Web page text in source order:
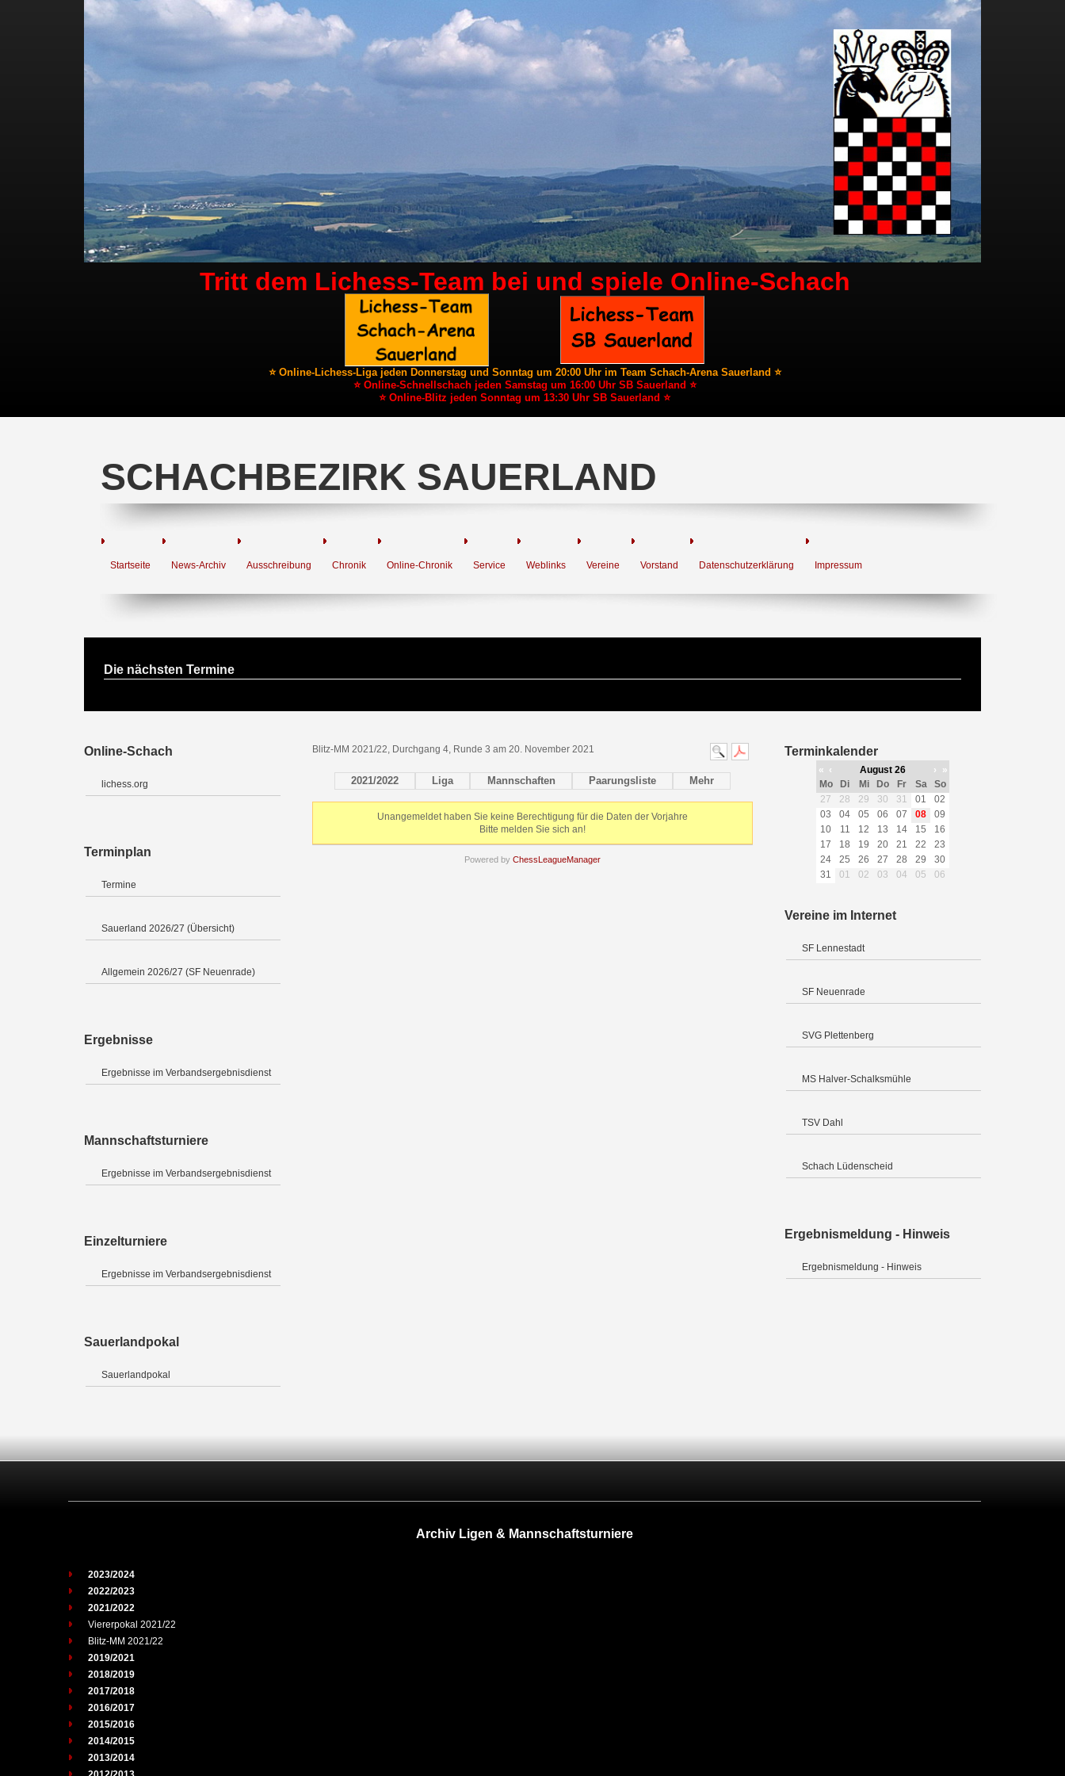
Tritt dem Lichess-Team bei und spiele Online-Schach
⭐ Online-Lichess-Liga jeden Donnerstag und Sonntag um 20:00 Uhr im Team Schach-Arena Sauerland ⭐
⭐ Online-Schnellschach jeden Samstag um 16:00 Uhr SB Sauerland ⭐
⭐ Online-Blitz jeden Sonntag um 13:30 Uhr SB Sauerland ⭐
SCHACHBEZIRK SAUERLAND
Startseite News-Archiv Ausschreibung Chronik Online-Chronik Service Weblinks Vereine Vorstand Datenschutzerklärung Impressum
Die nächsten Termine
Online-Schach
lichess.org
Terminplan
Termine
Sauerland 2026/27 (Übersicht)
Allgemein 2026/27 (SF Neuenrade)
Ergebnisse
Ergebnisse im Verbandsergebnisdienst
Mannschaftsturniere
Ergebnisse im Verbandsergebnisdienst
Einzelturniere
Ergebnisse im Verbandsergebnisdienst
Sauerlandpokal
Sauerlandpokal
Blitz-MM 2021/22, Durchgang 4, Runde 3 am 20. November 2021
2021/2022 Liga Mannschaften Paarungsliste Mehr
Unangemeldet haben Sie keine Berechtigung für die Daten der Vorjahre
Bitte melden Sie sich an!
Powered by ChessLeagueManager
Terminkalender
« ‹ August 26 ›
»
Mo
Di Mi Do Fr Sa
So
27
28 29 30 31 01
02
03
04 05 06 07 08
09
10
11 12 13 14 15
16
17
18 19 20 21 22
23
24
25 26 27 28 29
30
31
01 02 03 04 05 06
Vereine im Internet
SF Lennestadt
SF Neuenrade
SVG Plettenberg
MS Halver-Schalksmühle
TSV Dahl
Schach Lüdenscheid
Ergebnismeldung - Hinweis
Ergebnismeldung - Hinweis
Archiv Ligen & Mannschaftsturniere
2023/2024
2022/2023
2021/2022
Viererpokal 2021/22
Blitz-MM 2021/22
2019/2021
2018/2019
2017/2018
2016/2017
2015/2016
2014/2015
2013/2014